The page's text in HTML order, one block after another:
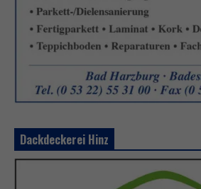
Dackdeckerei Hinz